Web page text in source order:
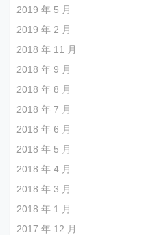
2019 年 5 月
2019 年 2 月
2018 年 11 月
2018 年 9 月
2018 年 8 月
2018 年 7 月
2018 年 6 月
2018 年 5 月
2018 年 4 月
2018 年 3 月
2018 年 1 月
2017 年 12 月